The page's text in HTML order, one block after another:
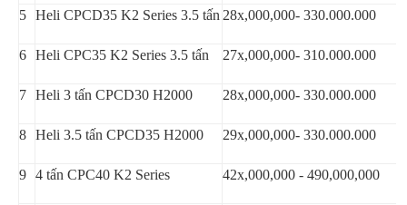
5 Heli CPCD35 K2 Series 3.5 tấn 28x,000,000- 330.000.000
6 Heli CPC35 K2 Series 3.5 tấn 27x,000,000- 310.000.000
7 Heli 3 tấn CPCD30 H2000 28x,000,000- 330.000.000
8 Heli 3.5 tấn CPCD35 H2000 29x,000,000- 330.000.000
9 4 tấn CPC40 K2 Series 42x,000,000 - 490,000,000